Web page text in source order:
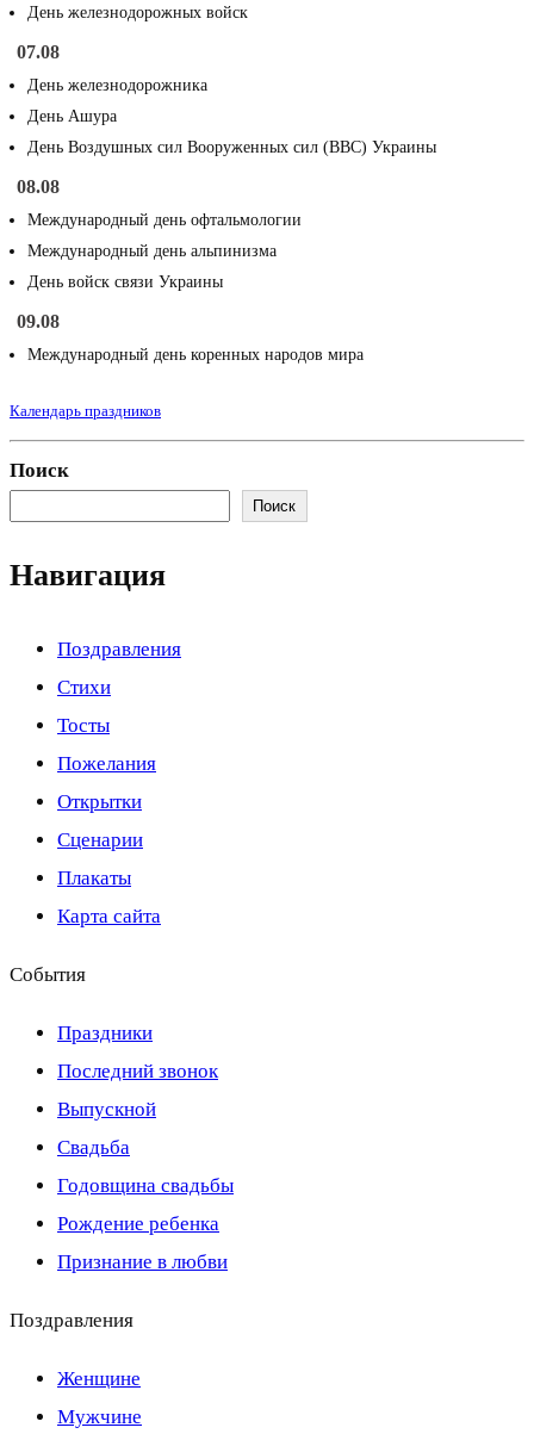
День железнодорожных войск
07.08
День железнодорожника
День Ашура
День Воздушных сил Вооруженных сил (ВВС) Украины
08.08
Международный день офтальмологии
Международный день альпинизма
День войск связи Украины
09.08
Международный день коренных народов мира
Календарь праздников
Поиск
Поиск
Навигация
Поздравления
Стихи
Тосты
Пожелания
Открытки
Сценарии
Плакаты
Карта сайта
События
Праздники
Последний звонок
Выпускной
Свадьба
Годовщина свадьбы
Рождение ребенка
Признание в любви
Поздравления
Женщине
Мужчине